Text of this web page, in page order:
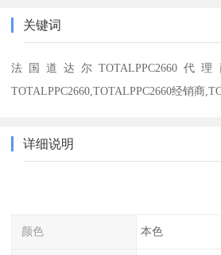
关键词
法国道达尔TOTALPPC2660
TOTALPPC2660,TOTALPPC2660经销商
详细说明
颜色 本色